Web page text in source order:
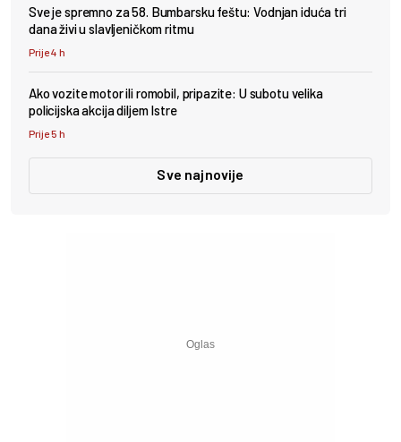
Sve je spremno za 58. Bumbarsku feštu: Vodnjan iduća tri
dana živi u slavljeničkom ritmu
Prije 4 h
Ako vozite motor ili romobil, pripazite: U subotu velika
policijska akcija diljem Istre
Prije 5 h
Sve najnovije